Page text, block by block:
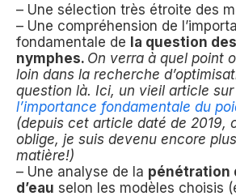
– Une sélection très étroite des
– Une compréhension de
fondamentale de la question
nymphes. On verra à quel point
loin dans la recherche
question là. Ici, un vieil article
l’importance fondamentale du
(depuis cet article daté de 2019,
oblige, je suis devenu encore
matière!)
– Une analyse de la pénétration
d’eau selon les modèles choisis